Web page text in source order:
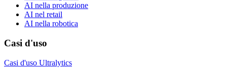
AI nella produzione
AI nel retail
AI nella robotica
Casi d'uso
Casi d'uso Ultralytics